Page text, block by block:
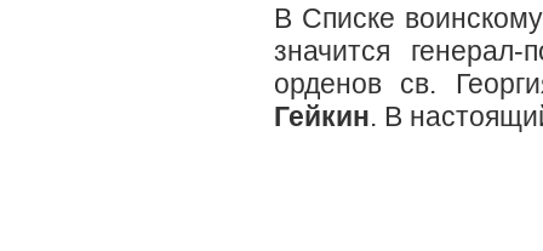
В Списке
значится
орденов св.
Гейкин. В